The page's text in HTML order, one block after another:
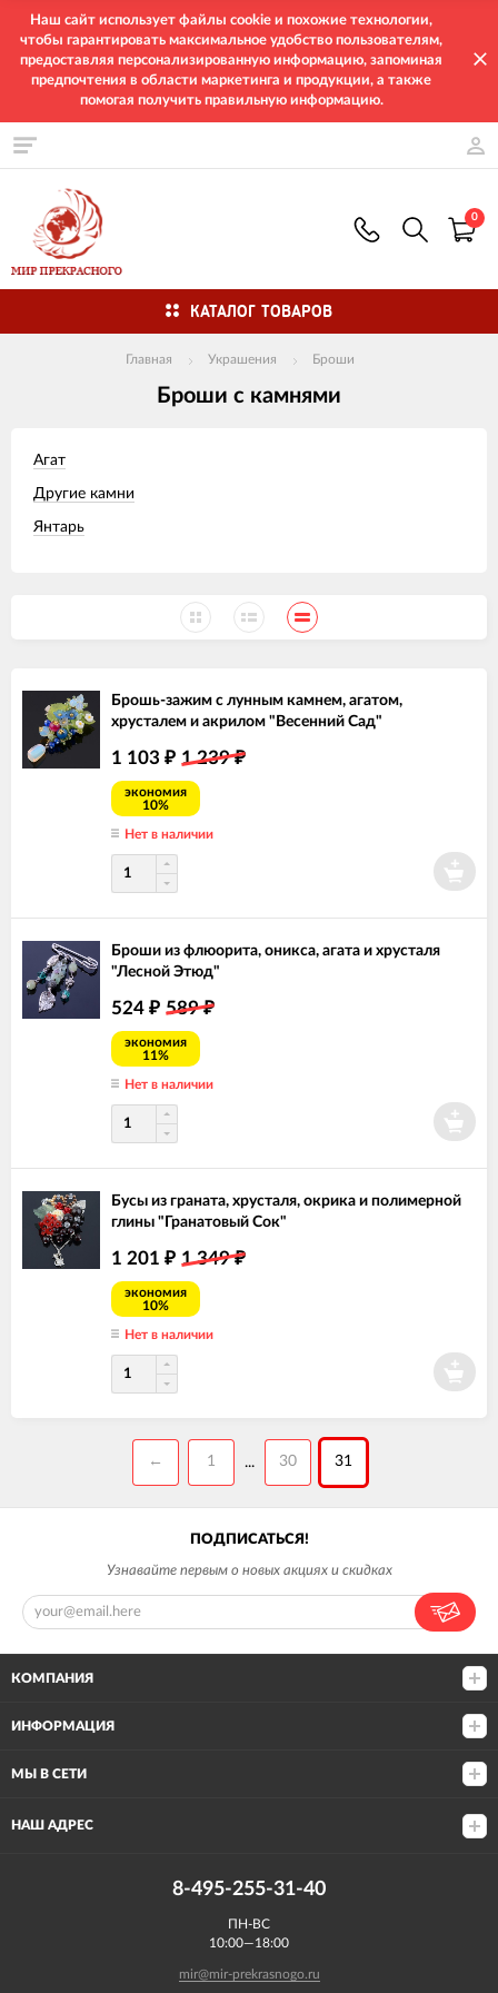
Наш сайт использует файлы cookie и похожие технологии,
чтобы гарантировать максимальное удобство пользователям,
предоставляя персонализированную информацию, запоминая
предпочтения в области маркетинга и продукции, а также
помогая получить правильную информацию.
0
КАТАЛОГ ТОВАРОВ
Главная Украшения Броши
Броши с камнями
Агат
Другие камни
Янтарь
Брошь-зажим с лунным камнем, агатом,
хрусталем и акрилом "Весенний Сад"
1 103 ₽ 1 239₽
экономия
10%
Нет в наличии
Броши из флюорита, оникса, агата и хрусталя
"Лесной Этюд"
524 ₽ 589₽
экономия
11%
Нет в наличии
Бусы из граната, хрусталя, окрика и полимерной
глины "Гранатовый Сок"
1 201 ₽ 1 349₽
экономия
10%
Нет в наличии
← 1 ... 30 31
ПОДПИСАТЬСЯ!
Узнавайте первым о новых акциях и скидках
КОМПАНИЯ
ИНФОРМАЦИЯ
МЫ В СЕТИ
НАШ АДРЕС
8-495-255-31-40
ПН-ВС
10:00—18:00
mir@mir-prekrasnogo.ru